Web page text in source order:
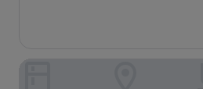
Bewertungen)